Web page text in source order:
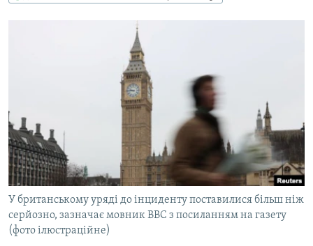
ТИ ЯК?
СПЕЦПРОЄКТИ
ПОДКАСТИ
КРИМ РЕАЛІЇ
РУС
УКР
У британському уряді до інциденту поставилися більш ніж
серйозно, зазначає мовник BBC з посиланням на газету
(фото ілюстраційне)